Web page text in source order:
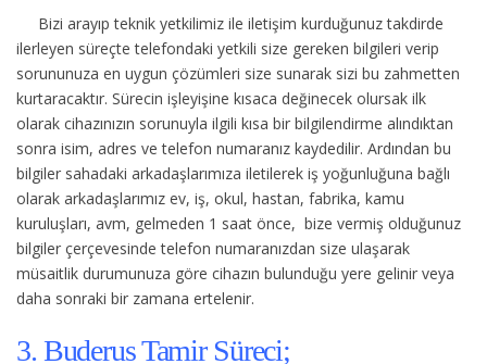
Bizi arayıp teknik yetkilimiz ile iletişim kurduğunuz takdirde
ilerleyen süreçte telefondaki yetkili size gereken bilgileri verip
sorununuza en uygun çözümleri size sunarak sizi bu zahmetten
kurtaracaktır. Sürecin işleyişine kısaca değinecek olursak ilk
olarak cihazınızın sorunuyla ilgili kısa bir bilgilendirme alındıktan
sonra isim, adres ve telefon numaranız kaydedilir. Ardından bu
bilgiler sahadaki arkadaşlarımıza iletilerek iş yoğunluğuna bağlı
olarak arkadaşlarımız ev, iş, okul, hastan, fabrika, kamu
kuruluşları, avm, gelmeden 1 saat önce, bize vermiş olduğunuz
bilgiler çerçevesinde telefon numaranızdan size ulaşarak
müsaitlik durumunuza göre cihazın bulunduğu yere gelinir veya
daha sonraki bir zamana ertelenir.
3. Buderus Tamir Süreci;